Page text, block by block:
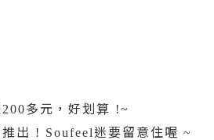
200多元，好划算 !~
出 ! Soufeel迷要留意住喔 ~